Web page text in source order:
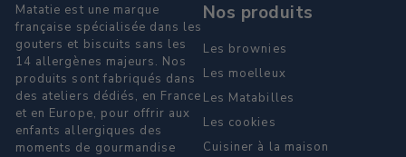
Matatie est une marque
française spécialisée dans les
gouters et biscuits sans les
14 allergènes majeurs. Nos
produits sont fabriqués dans
des ateliers dédiés, en France
et en Europe, pour offrir aux
enfants allergiques des
moments de gourmandise
Nos produits
Les brownies
Les moelleux
Les Matabilles
Les cookies
Cuisiner à la maison